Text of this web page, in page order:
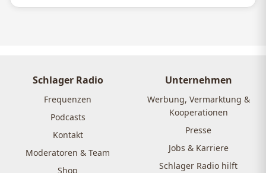
Schlager Radio
Frequenzen
Podcasts
Kontakt
Moderatoren & Team
Shop
Unternehmen
Werbung, Vermarktung &
Kooperationen
Presse
Jobs & Karriere
Schlager Radio hilft